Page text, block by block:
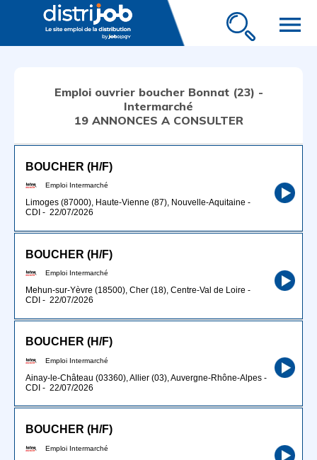
menu
Emploi ouvrier boucher Bonnat (23) -
Intermarché
19 ANNONCES A CONSULTER
BOUCHER (H/F)
Emploi Intermarché
Limoges (87000), Haute-Vienne (87), Nouvelle-Aquitaine -
CDI - 22/07/2026
BOUCHER (H/F)
Emploi Intermarché
Mehun-sur-Yèvre (18500), Cher (18), Centre-Val de Loire -
CDI - 22/07/2026
BOUCHER (H/F)
Emploi Intermarché
Ainay-le-Château (03360), Allier (03), Auvergne-Rhône-Alpes -
CDI - 22/07/2026
BOUCHER (H/F)
Emploi Intermarché